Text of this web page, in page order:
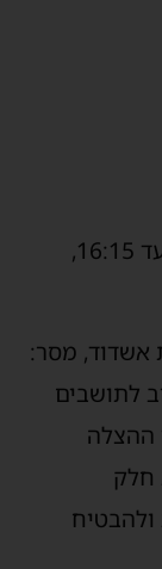
שעות פעילות שירותי ההצלה: 08:15 עד 16:15,
מסר: